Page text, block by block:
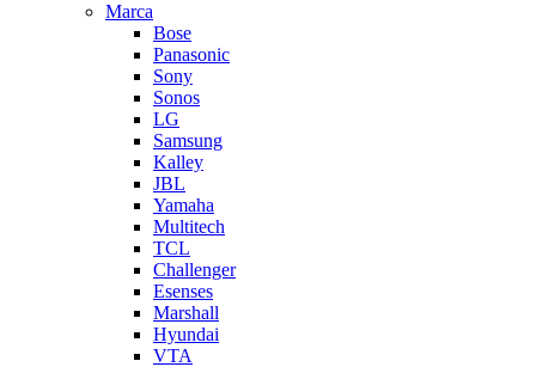
Marca
Bose
Panasonic
Sony
Sonos
LG
Samsung
Kalley
JBL
Yamaha
Multitech
TCL
Challenger
Esenses
Marshall
Hyundai
VTA